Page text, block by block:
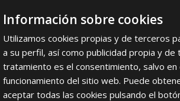
Información sobre cookies
Utilizamos cookies propias y de terceros
a su perfil, así como publicidad propia y
tratamiento es el consentimiento, salvo
funcionamiento del sitio web. Puede
aceptar todas las cookies pulsando el